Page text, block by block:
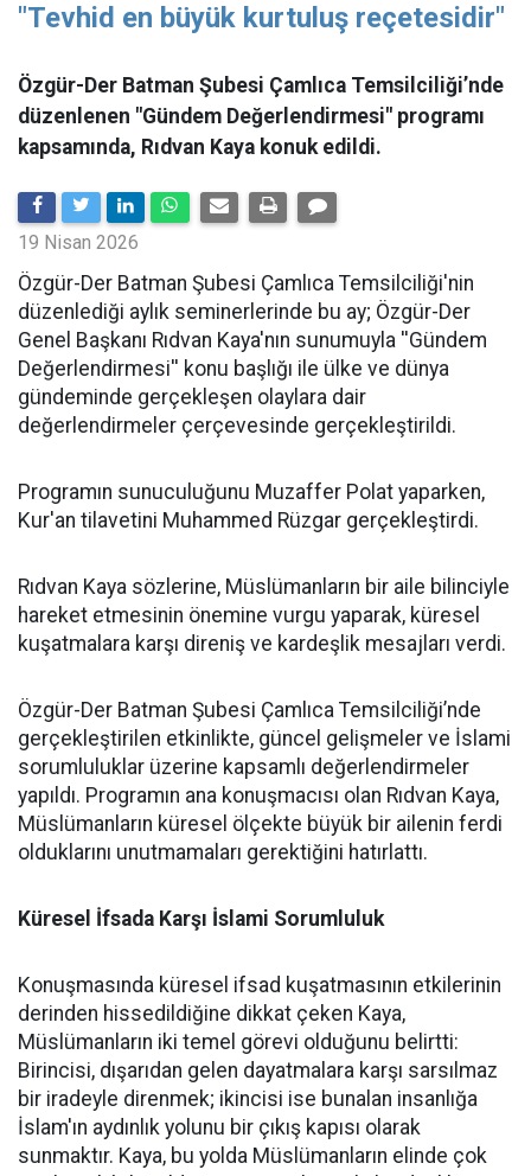
"Tevhid en büyük kurtuluş reçetesidir"
Özgür-Der Batman Şubesi Çamlıca Temsilciliği’nde
düzenlenen "Gündem Değerlendirmesi" programı
kapsamında, Rıdvan Kaya konuk edildi.
19 Nisan 2026
​Özgür-Der Batman Şubesi Çamlıca Temsilciliği'nin
düzenlediği aylık seminerlerinde bu ay; Özgür-Der
Genel Başkanı Rıdvan Kaya'nın sunumuyla ''Gündem
Değerlendirmesi'' konu başlığı ile ülke ve dünya
gündeminde gerçekleşen olaylara dair
değerlendirmeler çerçevesinde gerçekleştirildi.
Programın sunuculuğunu Muzaffer Polat yaparken,
Kur'an tilavetini Muhammed Rüzgar gerçekleştirdi.
Rıdvan Kaya sözlerine, Müslümanların bir aile bilinciyle
hareket etmesinin önemine vurgu yaparak, küresel
kuşatmalara karşı direniş ve kardeşlik mesajları verdi.
Özgür-Der Batman Şubesi Çamlıca Temsilciliği’nde
gerçekleştirilen etkinlikte, güncel gelişmeler ve İslami
sorumluluklar üzerine kapsamlı değerlendirmeler
yapıldı. Programın ana konuşmacısı olan Rıdvan Kaya,
Müslümanların küresel ölçekte büyük bir ailenin ferdi
olduklarını unutmamaları gerektiğini hatırlattı.
Küresel İfsada Karşı İslami Sorumluluk
Konuşmasında küresel ifsad kuşatmasının etkilerinin
derinden hissedildiğine dikkat çeken Kaya,
Müslümanların iki temel görevi olduğunu belirtti:
Birincisi, dışarıdan gelen dayatmalara karşı sarsılmaz
bir iradeyle direnmek; ikincisi ise bunalan insanlığa
İslam'ın aydınlık yolunu bir çıkış kapısı olarak
sunmaktır. Kaya, bu yolda Müslümanların elinde çok